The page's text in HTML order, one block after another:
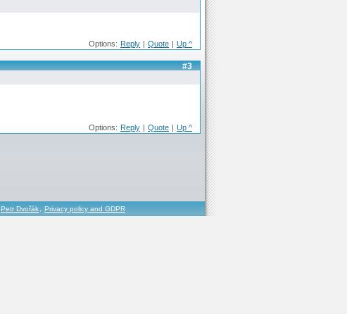
Options: Reply | Quote | Up ^
#3
Options: Reply | Quote | Up ^
Petr Dvořák, Privacy policy and GDPR